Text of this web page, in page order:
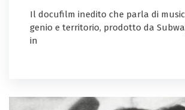
Il docufilm inedito che parla di
genio e territorio, prodotto da
in